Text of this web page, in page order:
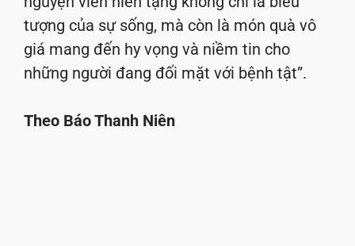
tượng của sự sống, mà còn là món quà vô
giá mang đến hy vọng và niềm tin cho
những người đang đối mặt với bệnh tật”.
Theo Báo Thanh Niên